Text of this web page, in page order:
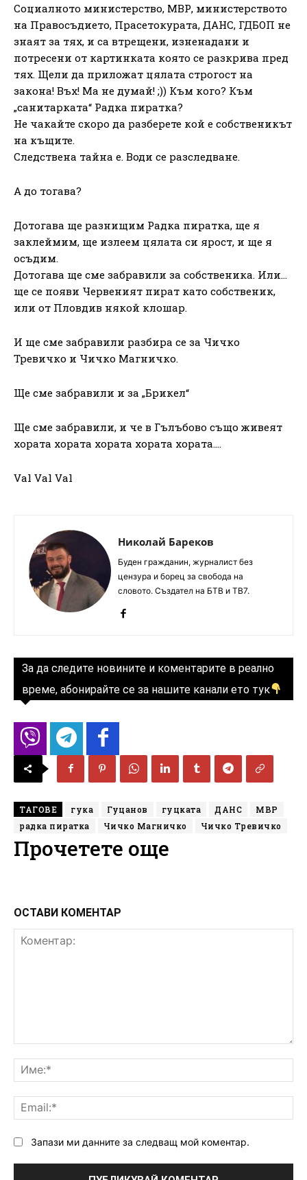
Социалното министерство, МВР, министерството
на Правосъдието, Прасетокурата, ДАНС, ГДБОП не
знаят за тях, и са втрещени, изненадани и
потресени от картинката която се разкрива пред
тях. Щели да приложат цялата строгост на
закона! Въх! Ма не думай! ;)) Към кого? Към
„санитарката“ Радка пиратка?
Не чакайте скоро да разберете кой е собственикът
на къщите.
Следствена тайна е. Води се разследване.
А до тогава?
Дотогава ще разнищим Радка пиратка, ще я
заклеймим, ще излеем цялата си ярост, и ще я
осъдим.
Дотогава ще сме забравили за собственика. Или…
ще се появи Червеният пират като собственик,
или от Пловдив някой клошар.
И ще сме забравили разбира се за Чичко
Тревичко и Чичко Магничко.
Ще сме забравили и за „Брикел“
Ще сме забравили, и че в Гълъбово също живеят
хората хората хората хората хората….
Val Val Val
Николай Бареков
Буден гражданин, журналист без
цензура и борец за свобода на
словото. Създател на БТВ и ТВ7.
За да следите новините и коментарите в реално
време, абонирайте се за нашите канали ето тук
ТАГОВЕ гука Гуцанов гуцката ДАНС
МВР
радка пиратка
Чичко Магничко Чичко Тревичко
Прочетете още
ОСТАВИ КОМЕНТАР
Запази ми данните за следващ мой коментар.